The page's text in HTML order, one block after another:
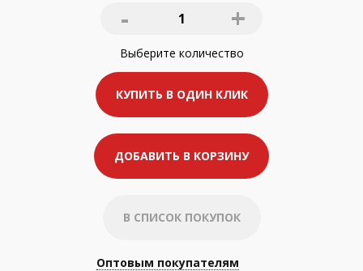
- 1 +
Выберите количество
КУПИТЬ В ОДИН КЛИК
ДОБАВИТЬ В КОРЗИНУ
В СПИСОК ПОКУПОК
Оптовым покупателям